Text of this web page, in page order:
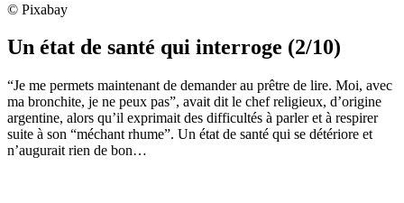
© Pixabay
Un état de santé qui interroge (2/10)
“Je me permets maintenant de demander au prêtre de lire. Moi, avec
ma bronchite, je ne peux pas”, avait dit le chef religieux, d’origine
argentine, alors qu’il exprimait des difficultés à parler et à respirer
suite à son “méchant rhume”. Un état de santé qui se détériore et
n’augurait rien de bon…